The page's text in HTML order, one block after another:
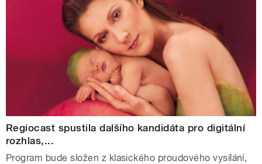
Regiocast spustila dalšího kandidáta pro digitální
rozhlas,...
Program bude složen z klasického proudového vysílání,